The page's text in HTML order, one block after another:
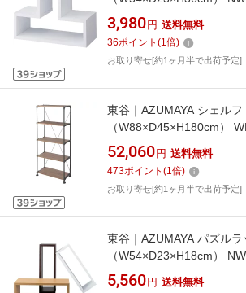
3,980 円 送料無料
36ポイント (1倍)
お取り寄せ[約1ヶ月半で出荷予定]
東谷｜AZUMAYA シェルフ
（W88×D45×H180cm）
52,060 円 送料無料
473ポイント (1倍)
お取り寄せ[約1ヶ月半で出荷予定]
東谷｜AZUMAYA パズル
（W54×D23×H18cm）
ル
5,560 円 送料無料